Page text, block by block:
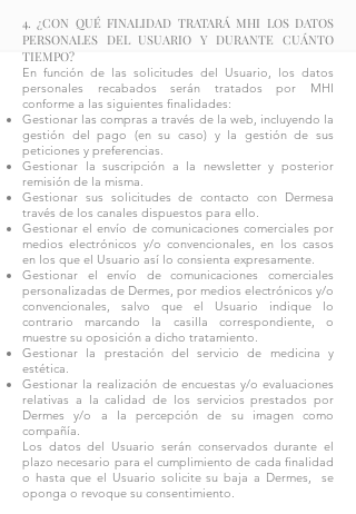
4. ¿CON QUÉ FINALIDAD TRATARÁ MHI LOS DATOS
PERSONALES DEL USUARIO Y DURANTE CUÁNTO
TIEMPO?
En función de las solicitudes del Usuario, los datos
personales recabados serán tratados por MHI
conforme a las siguientes finalidades:
Gestionar las compras a través de la web, incluyendo la
gestión del pago (en su caso) y la gestión de sus
peticiones y preferencias.
Gestionar la suscripción a la newsletter y posterior
remisión de la misma.
Gestionar sus solicitudes de contacto con Dermesa
través de los canales dispuestos para ello.
Gestionar el envío de comunicaciones comerciales por
medios electrónicos y/o convencionales, en los casos
en los que el Usuario así lo consienta expresamente.
Gestionar el envío de comunicaciones comerciales
personalizadas de Dermes, por medios electrónicos y/o
convencionales, salvo que el Usuario indique lo
contrario marcando la casilla correspondiente, o
muestre su oposición a dicho tratamiento.
Gestionar la prestación del servicio de medicina y
estética.
Gestionar la realización de encuestas y/o evaluaciones
relativas a la calidad de los servicios prestados por
Dermes y/o a la percepción de su imagen como
compañía.
Los datos del Usuario serán conservados durante el
plazo necesario para el cumplimiento de cada finalidad
o hasta que el Usuario solicite su baja a Dermes, se
oponga o revoque su consentimiento.